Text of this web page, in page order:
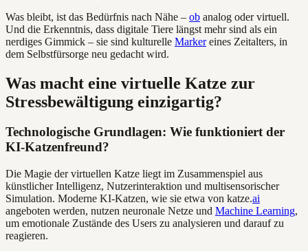
Was bleibt, ist das Bedürfnis nach Nähe – ob analog oder virtuell.
Und die Erkenntnis, dass digitale Tiere längst mehr sind als ein
nerdiges Gimmick – sie sind kulturelle Markereines Zeitalters, in
dem Selbstfürsorge neu gedacht wird.
Was macht eine virtuelle Katze zur
Stressbewältigung einzigartig?
Technologische Grundlagen: Wie funktioniert der
KI-Katzenfreund?
Die Magie der virtuellen Katze liegt im Zusammenspiel aus
künstlicher Intelligenz, Nutzerinteraktion und multisensorischer
Simulation. Moderne KI-Katzen, wie sie etwa von katze.ai
angeboten werden, nutzen neuronale Netze und Machine Learning,
um emotionale Zustände des Users zu analysieren und darauf zu
reagieren.